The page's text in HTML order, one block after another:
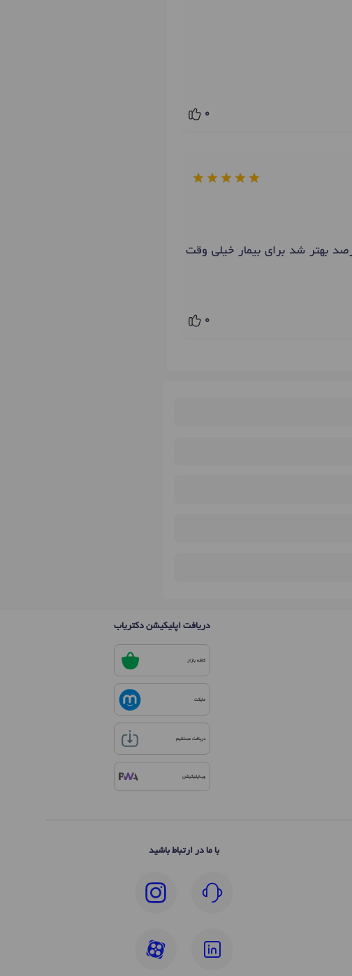
0
بهتر شد براي بيمار خيلي وقت
0
دریافت اپلیکیشن دکتریاب
کافه بازار
مایکت
دریافت مستقیم
وب‌اپلیکیشن
با ما در ارتباط باشید